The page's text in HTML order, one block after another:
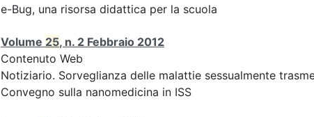
e-Bug, una risorsa didattica per la scuola
Volume 25, n. 2 Febbraio 2012
Contenuto Web
Notiziario. Sorveglianza delle malattie sessualmente
Convegno sulla nanomedicina in ISS